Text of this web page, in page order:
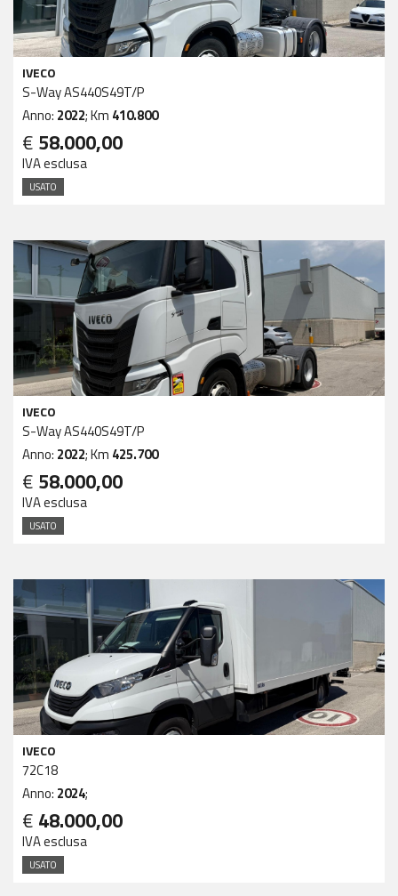
IVECO
S-Way AS440S49T/P
Anno: 2022; Km 410.800
€ 58.000,00
IVA esclusa
USATO
IVECO
S-Way AS440S49T/P
Anno: 2022; Km 425.700
€ 58.000,00
IVA esclusa
USATO
IVECO
72C18
Anno: 2024;
€ 48.000,00
IVA esclusa
USATO